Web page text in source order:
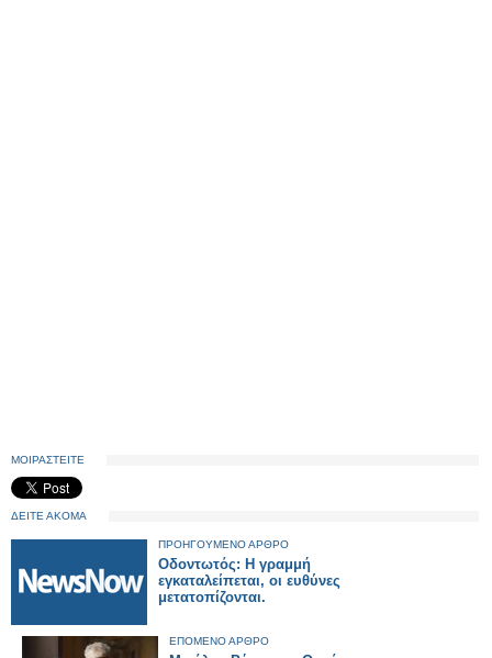
ΜΟΙΡΑΣΤΕΙΤΕ
ΔΕΙΤΕ ΑΚΟΜΑ
ΠΡΟΗΓΟΥΜΕΝΟ ΑΡΘΡΟ
Οδοντωτός: Η γραμμή
εγκαταλείπεται, οι ευθύνες
μετατοπίζονται.
ΕΠΟΜΕΝΟ ΑΡΘΡΟ